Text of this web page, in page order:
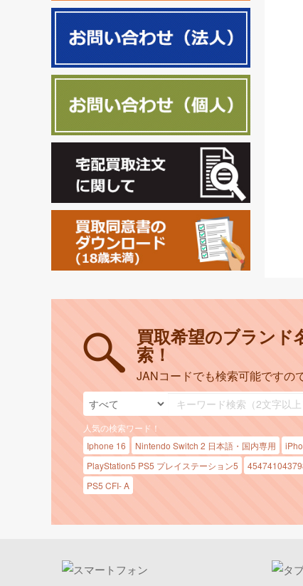
買取希望のブランド
索！
JANコードでも検索可能ですの
人気の検索ワード！
Iphone 16
Nintendo Switch 2 日本語・国内専用
PlayStation5 PS5 プレイステーション5
PS5 CFI- A